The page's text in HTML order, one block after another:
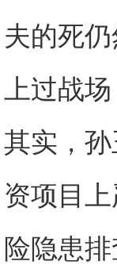
夫的死
上过战
其实，
资项目
险隐患